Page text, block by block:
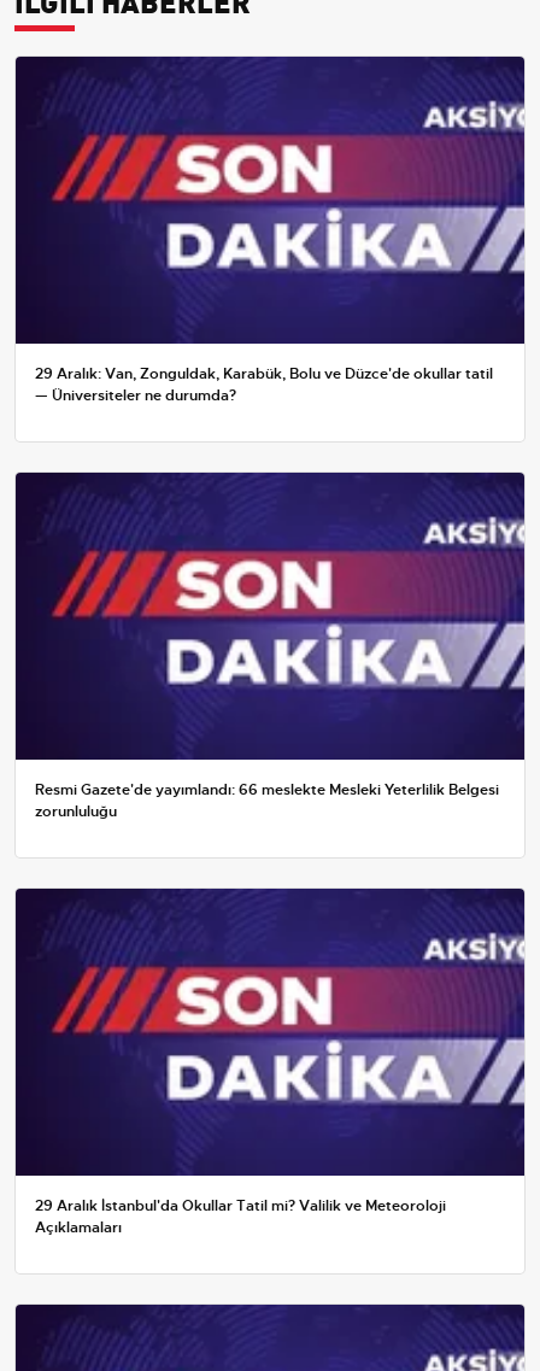
29 Aralık: Van, Zonguldak, Karabük, Bolu ve Düzce'de okullar tatil
— Üniversiteler ne durumda?
Resmi Gazete'de yayımlandı: 66 meslekte Mesleki Yeterlilik Belgesi
zorunluluğu
29 Aralık İstanbul'da Okullar Tatil mi? Valilik ve Meteoroloji
Açıklamaları